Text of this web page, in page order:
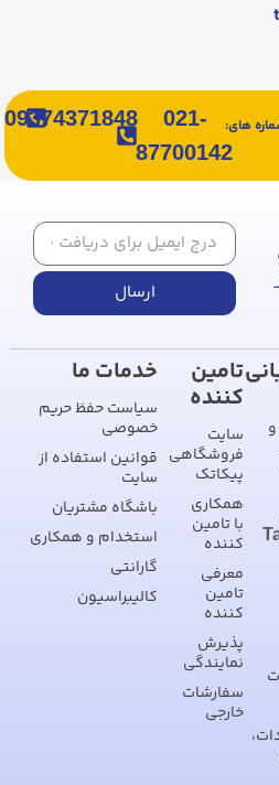
های:
021-
87700142
09374371848
ارسال
تامین
کننده
سایت
فروشگاهی
پیکاتک
همکاری
با تامین
کننده
معرفی
تامین
کننده
پذیرش
نمایندگی
سفارشات
خارجی
خدمات ما
سیاست حفظ حریم
خصوصی
قوانین استفاده از
سایت
باشگاه مشتریان
استخدام و همکاری
گارانتی
کالیبراسیون